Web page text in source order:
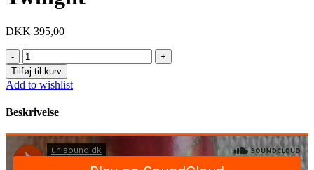
DKK 395,00
Vindklokke
-
koralrød
Twilight
antal
Tilføj til kurv
Add to wishlist
Beskrivelse